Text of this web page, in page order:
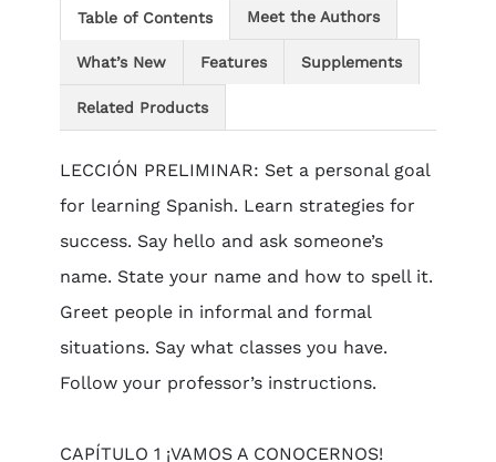
Table of Contents Meet the Authors
What’s New Features Supplements
Related Products
LECCIÓN PRELIMINAR: Set a personal goal
for learning Spanish. Learn strategies for
success. Say hello and ask someone’s
name. State your name and how to spell it.
Greet people in informal and formal
situations. Say what classes you have.
Follow your professor’s instructions.
CAPÍTULO 1 ¡VAMOS A CONOCERNOS!